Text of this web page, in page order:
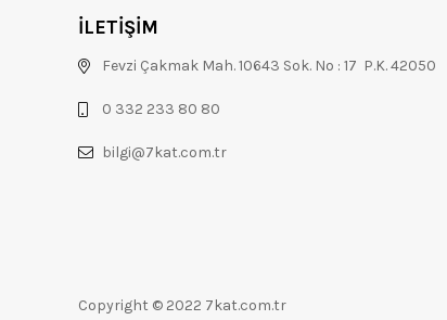
İLETİŞİM
Fevzi Çakmak Mah. 10643 Sok. No : 17 P.K. 42050
0 332 233 80 80
bilgi@7kat.com.tr
Copyright © 2022 7kat.com.tr